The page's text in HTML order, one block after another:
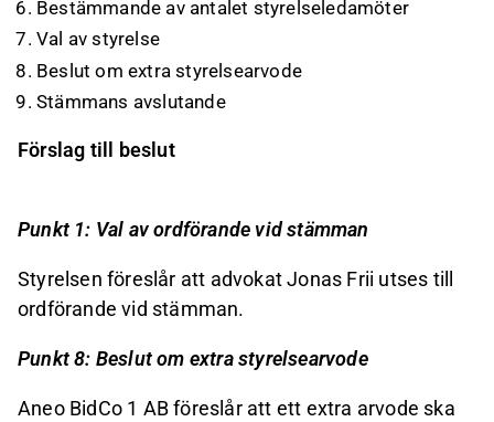
Bestämmande av antalet styrelseledamöter
Val av styrelse
Beslut om extra styrelsearvode
Stämmans avslutande
Förslag till beslut
Punkt 1: Val av ordförande vid stämman
Styrelsen föreslår att advokat Jonas Frii utses till
ordförande vid stämman.
Punkt 8: Beslut om extra styrelsearvode
Aneo BidCo 1 AB föreslår att ett extra arvode ska